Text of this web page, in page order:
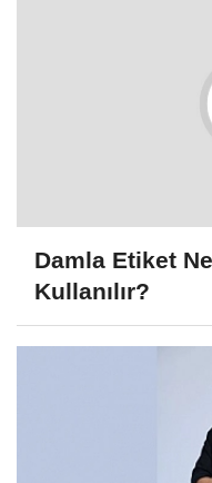
Damla Etiket
Kullanılır?